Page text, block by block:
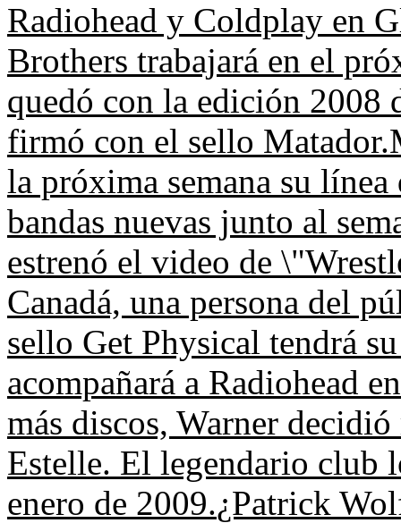
Radiohead y Coldplay en
Brothers trabajará en el
quedó con la edición 2008
firmó con el sello Matador.
la próxima semana su línea
bandas nuevas junto al
estrenó el video de
Canadá, una persona del
sello Get Physical tendrá
acompañará a Radiohead
más discos, Warner
Estelle. El legendario club
enero de 2009.¿Patrick